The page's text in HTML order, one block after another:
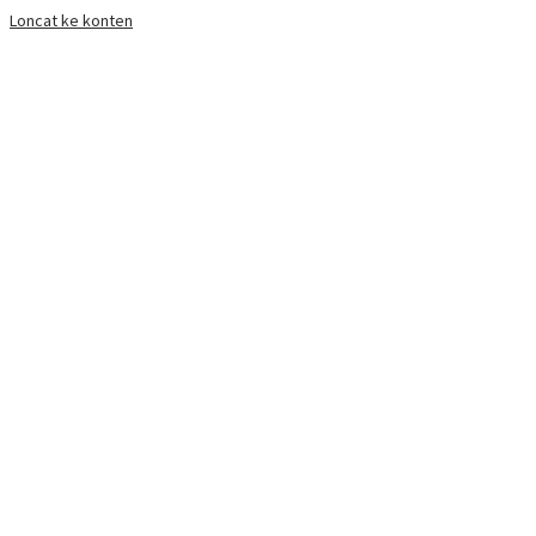
Loncat ke konten